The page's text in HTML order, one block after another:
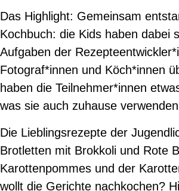
Das Highlight: Gemeinsam
Kochbuch: die Kids haben dabei
Aufgaben der
Fotograf*innen und Köch*innen
haben die Teilnehmer*innen
was sie auch zuhause
Die Lieblingsrezepte der
Brotletten mit Brokkoli und Rote
Karottenpommes und der
wollt die Gerichte nachkochen?